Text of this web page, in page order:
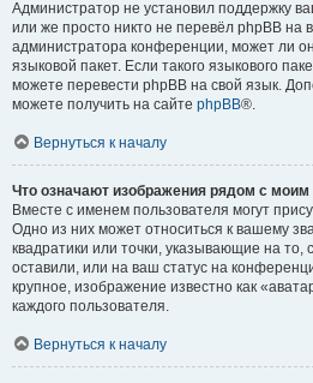
Администратор не установил поддержку
или же просто никто не перевёл phpBB на
администратора конференции, может ли
языковой пакет. Если такого языкового
можете перевести phpBB на свой язык.
можете получить на сайте phpBB®.
Вернуться к началу
Что означают изображения рядом с
Вместе с именем пользователя могут
Одно из них может относиться к вашему
квадратики или точки, указывающие на то,
оставили, или на ваш статус на
крупное, изображение известно как
каждого пользователя.
Вернуться к началу